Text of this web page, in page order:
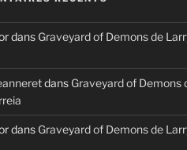
dans Graveyard of Demons de
dans Graveyard of Demons
dans Graveyard of Demons de